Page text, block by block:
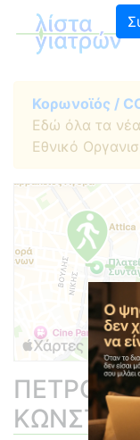
Κορωνοϊός /
Εδώ όλα τα
Εθνικό